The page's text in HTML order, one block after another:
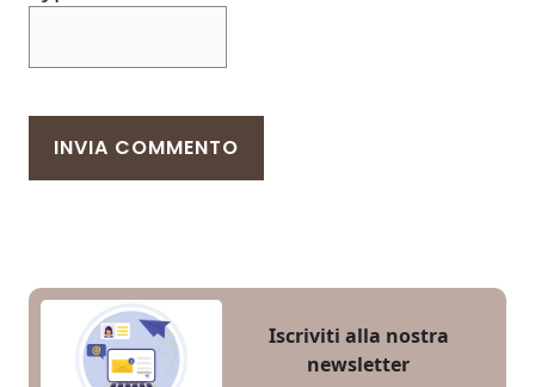
Iscriviti alla nostra
newsletter